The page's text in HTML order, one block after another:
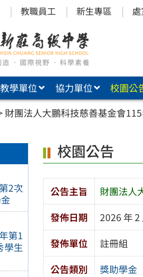
教職員工 新生專區
教學單位 協力單位 校園公
財團法人大鵬科技慈善基金會115
2次
第1
學生
校園公告
公告主旨
財團法人
發佈日期
2026 年 2
發佈單位
註冊組
公告類別
獎助學金